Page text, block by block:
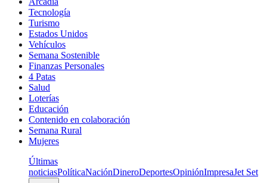
Tecnología
Turismo
Estados Unidos
Vehículos
Semana Sostenible
Finanzas Personales
4 Patas
Salud
Loterías
Educación
Contenido en colaboración
Semana Rural
Mujeres
Últimas
noticiasPolíticaNaciónDineroDeportesOpiniónImpresaJet Set